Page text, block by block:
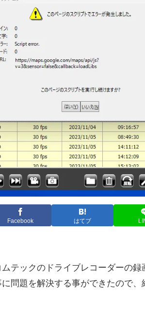
Facebook はてブ
テックのドライブレコーダーの
問題を解決する事ができたので、